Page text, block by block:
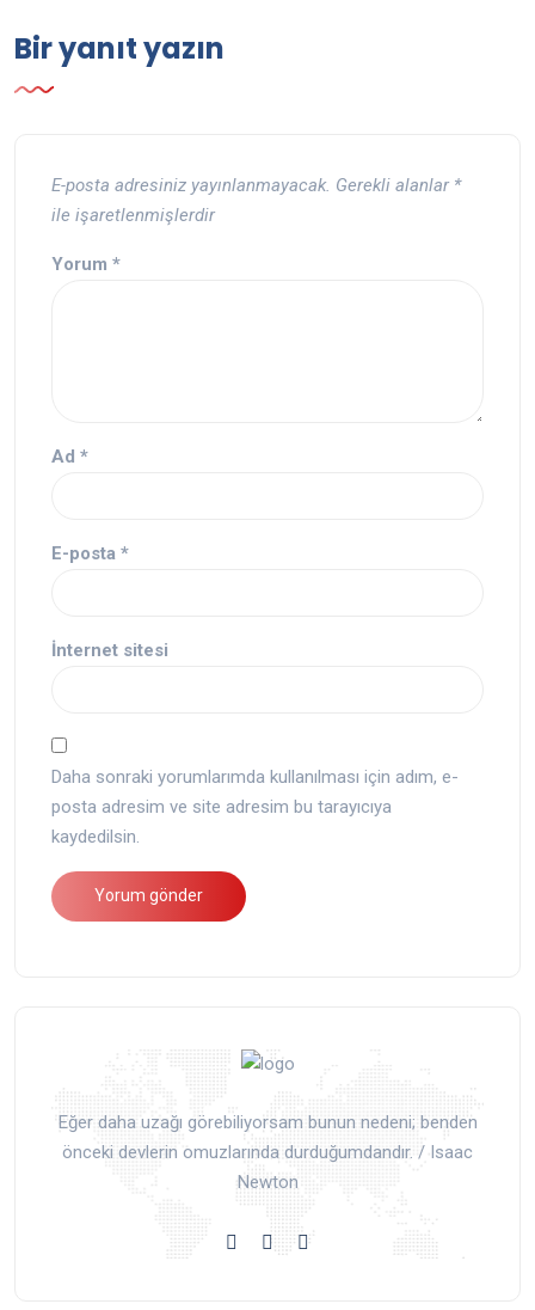
Bir yanıt yazın
E-posta adresiniz yayınlanmayacak. Gerekli alanlar *
ile işaretlenmişlerdir
Yorum *
Ad *
E-posta *
İnternet sitesi
Daha sonraki yorumlarımda kullanılması için adım, e-
posta adresim ve site adresim bu tarayıcıya
kaydedilsin.
Eğer daha uzağı görebiliyorsam bunun nedeni; benden
önceki devlerin omuzlarında durduğumdandır. / Isaac
Newton